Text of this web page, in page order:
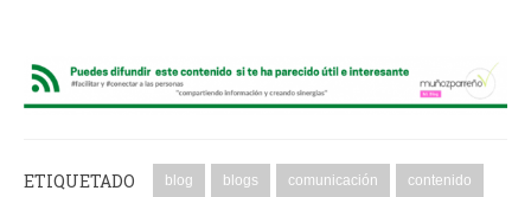
ETIQUETADO blog blogs comunicación contenido